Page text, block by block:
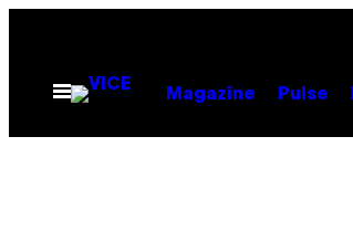
contentOpen
Menu
Magazine Pulse